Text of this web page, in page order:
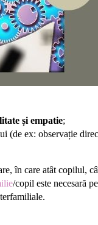
și empatie;
(de ex: observație
în care atât copilul,
/copil este necesară